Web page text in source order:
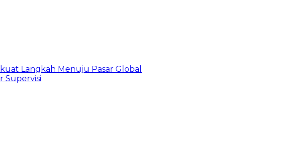
Langkah Menuju Pasar Global
Supervisi